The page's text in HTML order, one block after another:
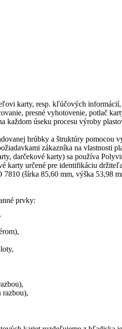
karty, resp. kľúčových
presné vyhotovenie, potlač
každom úseku procesu výroby
hrúbky a štruktúry pomocou
zákazníka na vlastnosti
darčekové karty) sa používa
určené pre identifikáciu
(šírka 85,60 mm, výška 53,98
prvky:
razbou),